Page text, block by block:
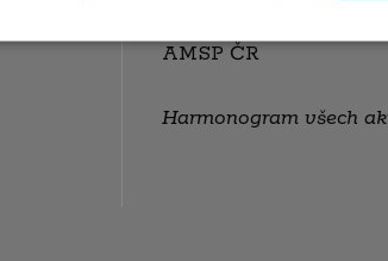
AMSP ČR
Harmonogram všech